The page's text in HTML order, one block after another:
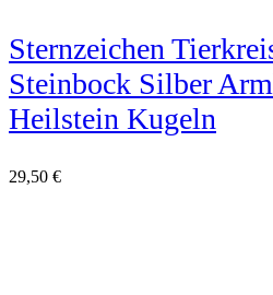
Sternzeichen
Steinbock Silber
Heilstein Kugeln
29,50 €